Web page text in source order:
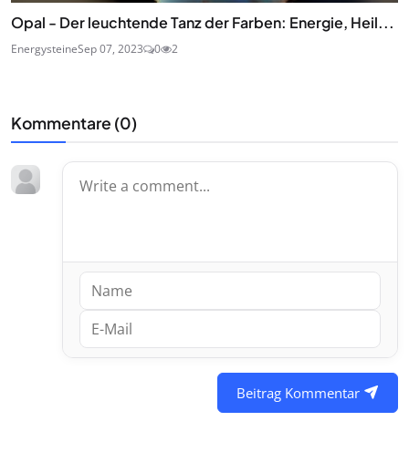
Opal - Der leuchtende Tanz der Farben: Energie, Heil...
EnergysteineSep 07, 2023 0 2
Kommentare (0)
Beitrag Kommentar